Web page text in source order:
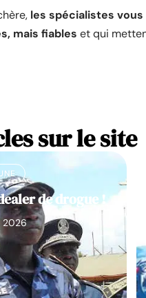
les spécialistes
mais fiables et qui
sur le site
de drogue !
2026